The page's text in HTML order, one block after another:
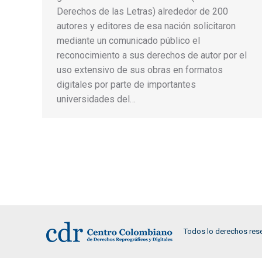
Derechos de las Letras) alrededor de 200
autores y editores de esa nación solicitaron
mediante un comunicado público el
reconocimiento a sus derechos de autor por el
uso extensivo de sus obras en formatos
digitales por parte de importantes
universidades del…
Todos lo derechos